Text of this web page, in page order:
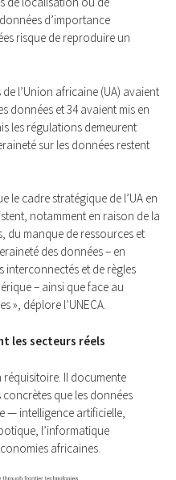
d’importance
risque de reproduire un
de l’Union africaine (UA) avaient
données et 34 avaient mis en
les régulations demeurent
sur les données restent
le cadre stratégique de l’UA en
notamment en raison de la
du manque de ressources et
des données – en
interconnectés et de règles
– ainsi que face au
», déplore l’UNECA.
les secteurs réels
réquisitoire. Il documente
que les données
— intelligence artificielle,
l’informatique
africaines.